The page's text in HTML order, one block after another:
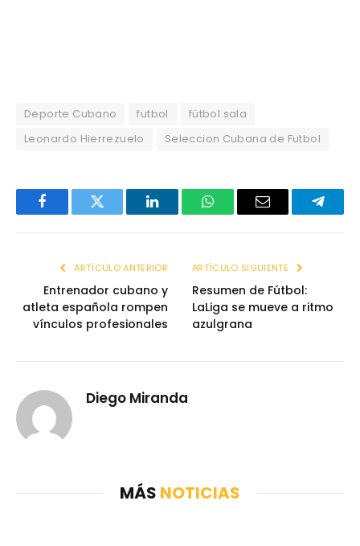
Deporte Cubano futbol
fútbol sala
Leonardo Hierrezuelo
Seleccion Cubana de Futbol
FacebookTwitter LinkedInWhatsAppEmail
ARTÍCULO ANTERIOR
Entrenador cubano y
atleta española rompen
vínculos profesionales
ARTÍCULO SIGUIENTE
Resumen de Fútbol:
LaLiga se mueve a ritmo
azulgrana
Diego Miranda
MÁS NOTICIAS